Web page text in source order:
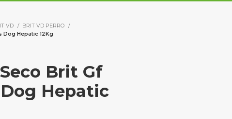
VD
BRIT VD PERRO
Dog Hepatic 12Kg
Brit Gf
Hepatic